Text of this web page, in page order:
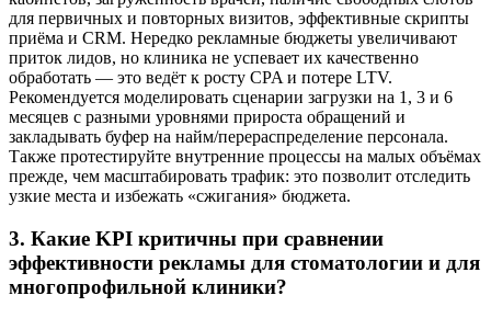
для первичных и повторных визитов, эффективные скрипты
приёма и CRM. Нередко рекламные бюджеты увеличивают
приток лидов, но клиника не успевает их качественно
обработать — это ведёт к росту CPA и потере LTV.
Рекомендуется моделировать сценарии загрузки на 1, 3 и 6
месяцев с разными уровнями прироста обращений и
закладывать буфер на найм/перераспределение персонала.
Также протестируйте внутренние процессы на малых объёмах
прежде, чем масштабировать трафик: это позволит отследить
узкие места и избежать «сжигания» бюджета.
3. Какие KPI критичны при сравнении
эффективности рекламы для стоматологии и для
многопрофильной клиники?